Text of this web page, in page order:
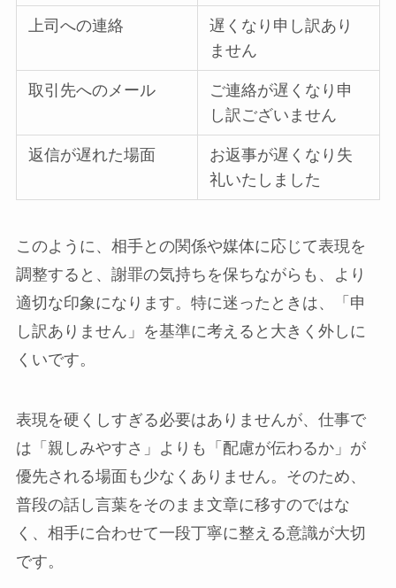
上司への連絡
遅くなり申し訳あり
ません
取引先へのメール
ご連絡が遅くなり申
し訳ございません
返信が遅れた場面
お返事が遅くなり失
礼いたしました
このように、相手との関係や媒体に応じて表現を
調整すると、謝罪の気持ちを保ちながらも、より
適切な印象になります。特に迷ったときは、「申
し訳ありません」を基準に考えると大きく外しに
くいです。
表現を硬くしすぎる必要はありませんが、仕事で
は「親しみやすさ」よりも「配慮が伝わるか」が
優先される場面も少なくありません。そのため、
普段の話し言葉をそのまま文章に移すのではな
く、相手に合わせて一段丁寧に整える意識が大切
です。